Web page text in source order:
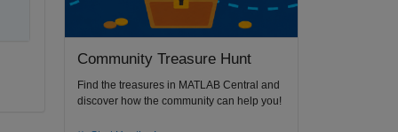
Community Treasure Hunt
Find the treasures in MATLAB Central and
discover how the community can help you!